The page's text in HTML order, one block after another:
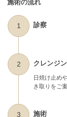
施術の流れ
1 診察
2 クレンジ
日焼け止め
き取りをご
3 施術